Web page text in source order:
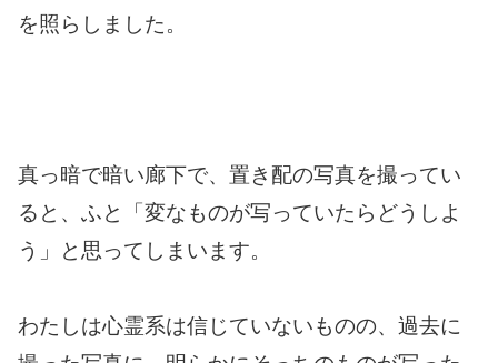
を照らしました。
真っ暗で暗い廊下で、置き配の写真を撮ってい
ると、ふと「変なものが写っていたらどうしよ
う」と思ってしまいます。
わたしは心霊系は信じていないものの、過去に